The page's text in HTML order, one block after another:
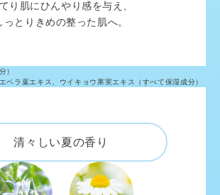
り肌にひんやり感を与え、
っとりきめの整った肌へ。
）
ベラ葉エキス、ウイキョウ果実エキス（すべて保湿成分）
清々しい夏の香り